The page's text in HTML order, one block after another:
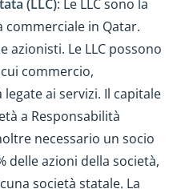
(LLC): Le LLC sono la
in Qatar.
azionisti. Le LLC possono
commercio,
ai servizi. Il capitale
a Responsabilità
necessario un socio
delle azioni della società,
società statale. La